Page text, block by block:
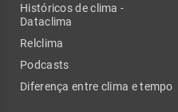
Históricos de clima -
Dataclima
Relclima
Podcasts
Diferença entre clima e tempo